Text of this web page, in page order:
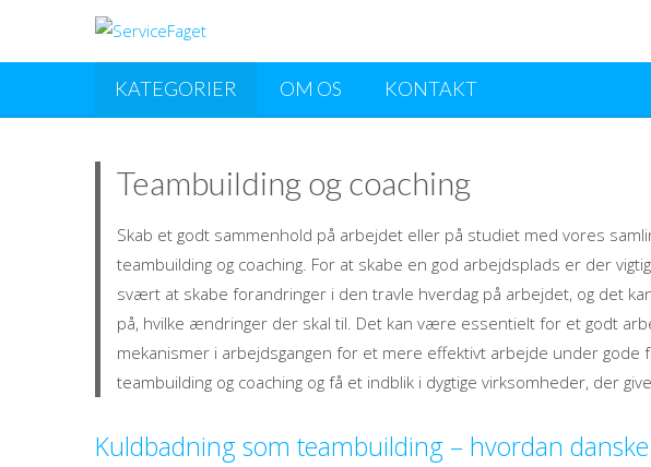
KATEGORIER OM OS KONTAKT
Teambuilding og coaching
Skab et godt sammenhold på arbejdet eller på studiet med vores
teambuilding og coaching. For at skabe en god arbejdsplads er der
svært at skabe forandringer i den travle hverdag på arbejdet, og det
på, hvilke ændringer der skal til. Det kan være essentielt for et godt
mekanismer i arbejdsgangen for et mere effektivt arbejde under gode
teambuilding og coaching og få et indblik i dygtige virksomheder, der
Kuldbadning som teambuilding – hvordan